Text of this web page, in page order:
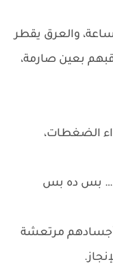
والعرق يقطر
بعين صارمة،
الضغطات،
بس ده بس
مرتعشة